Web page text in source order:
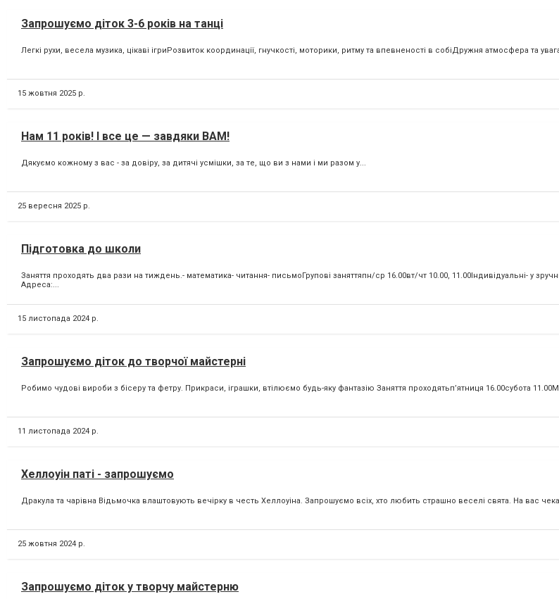
Запрошуємо діток 3-6 років на танці
Легкі рухи, весела музика, цікаві ігриРозвиток координації, гнучкості, моторики, ритму та впевненості в собіДружня атмосфера та
15 жовтня 2025 р.
Нам 11 років! І все це — завдяки ВАМ!
Дякуємо кожному з вас - за довіру, за дитячі усмішки, за те, що ви з нами і ми разом у...
25 вересня 2025 р.
Підготовка до школи
Заняття проходять два рази на тиждень.- математика- читання- письмоГрупові заняттяпн/ср 16.00вт/чт 10.00, 11.00Індивідуальні- у
Адреса:...
15 листопада 2024 р.
Запрошуємо діток до творчої майстерні
Робимо чудові вироби з бісеру та фетру. Прикраси, іграшки, втілюємо будь-яку фантазію Заняття проходятьпʼятниця 16.00субота
11 листопада 2024 р.
Хеллоуін паті - запрошуємо
Дракула та чарівна Відьмочка влаштовують вечірку в честь Хеллоуіна. Запрошуємо всіх, хто любить страшно веселі свята. На вас
25 жовтня 2024 р.
Запрошуємо діток у творчу майстерню